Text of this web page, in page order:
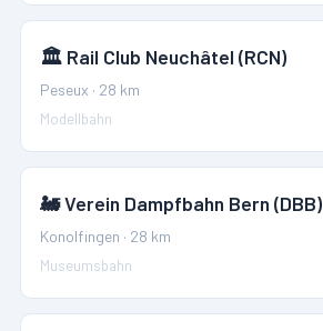
🏛️ Rail Club Neuchâtel (RCN)
Peseux · 28 km
Modellbahn
🚂Verein Dampfbahn Bern (DBB)
Konolfingen · 28 km
Museumsbahn